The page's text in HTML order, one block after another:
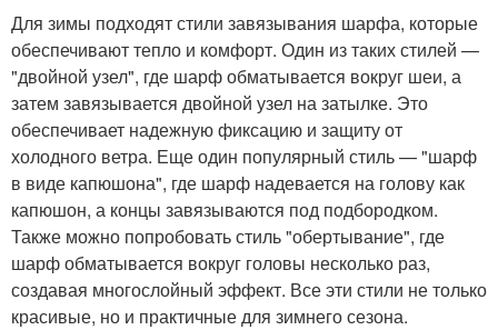
Для зимы подходят стили завязывания шарфа, которые
обеспечивают тепло и комфорт. Один из таких стилей —
"двойной узел", где шарф обматывается вокруг шеи, а
затем завязывается двойной узел на затылке. Это
обеспечивает надежную фиксацию и защиту от
холодного ветра. Еще один популярный стиль — "шарф
в виде капюшона", где шарф надевается на голову как
капюшон, а концы завязываются под подбородком.
Также можно попробовать стиль "обертывание", где
шарф обматывается вокруг головы несколько раз,
создавая многослойный эффект. Все эти стили не только
красивые, но и практичные для зимнего сезона.